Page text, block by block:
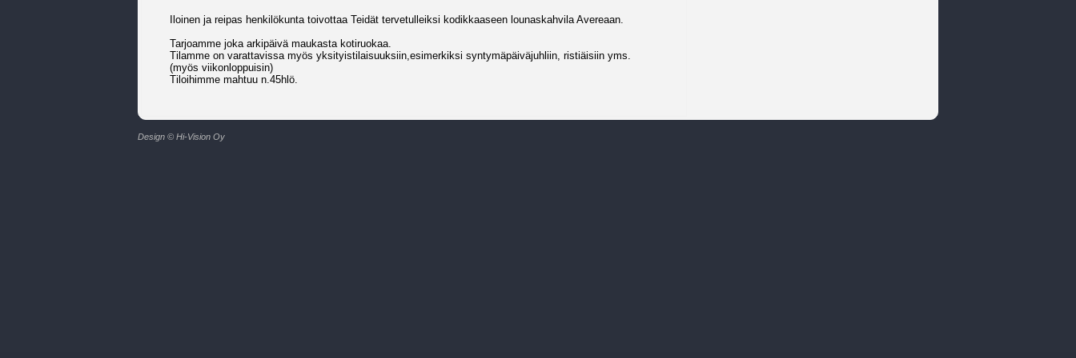
Iloinen ja reipas henkilökunta toivottaa Teidät tervetulleiksi kodikkaaseen lounaskahvila Avereaan.
Tarjoamme joka arkipäivä maukasta kotiruokaa.
Tilamme on varattavissa myös yksityistilaisuuksiin,esimerkiksi syntymäpäiväjuhliin, ristiäisiin yms.
(myös viikonloppuisin)
Tiloihimme mahtuu n.45hlö.
Design © Hi-Vision Oy